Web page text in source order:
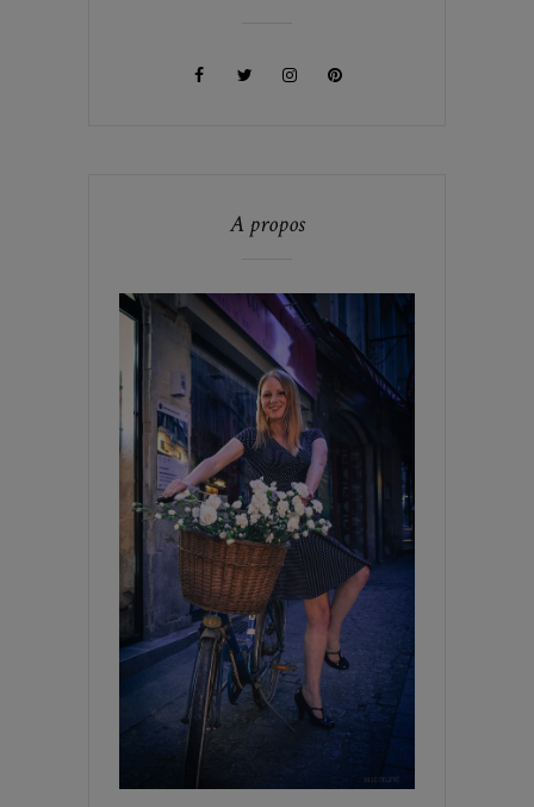
A propos